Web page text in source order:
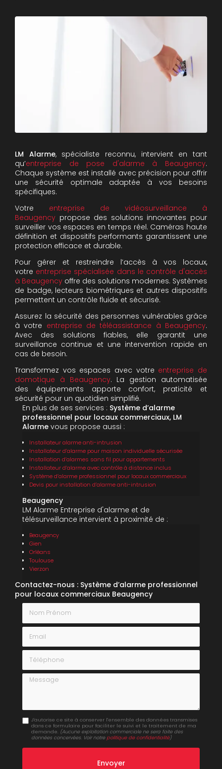
LM Alarme, spécialiste reconnu, intervient en tant
qu’entreprise de pose d'alarme à Beaugency.
Chaque système est installé avec précision pour offrir
une sécurité optimale adaptée à vos besoins
spécifiques.
Votre entreprise de vidéosurveillance à
Beaugency propose des solutions innovantes pour
surveiller vos espaces en temps réel. Caméras haute
définition et dispositifs performants garantissent une
protection efficace et durable.
Pour gérer et restreindre l’accès à vos locaux,
votre entreprise spécialisée dans le contrôle d'accès
à Beaugency offre des solutions modernes. Systèmes
de badge, lecteurs biométriques et autres dispositifs
permettent un contrôle fluide et sécurisé.
Assurez la sécurité des personnes vulnérables grâce
à votre entreprise de téléassistance à Beaugency.
Avec des solutions fiables, elle garantit une
surveillance continue et une intervention rapide en
cas de besoin.
Transformez vos espaces avec votre entreprise de
domotique à Beaugency. La gestion automatisée
des équipements apporte confort, praticité et
sécurité pour un quotidien simplifié.
En plus de ses services : Système d’alarme
professionnel pour locaux commerciaux, LM
Alarme vous propose aussi :
Installateur alarme anti-intrusion
Installateur d’alarme pour maison individuelle sécurisée
Installation d’alarmes sans fil pour appartements
Installateur d’alarme avec contrôle à distance inclus
Système d’alarme professionnel pour locaux commerciaux
Devis pour installation d’alarme anti-intrusion
Beaugency
LM Alarme Entreprise d'alarme et de
télésurveillance intervient à proximité de :
Beaugency
Gien
Orléans
Toulouse
Vierzon
Contactez-nous : Système d’alarme professionnel
pour locaux commerciaux Beaugency
Nom Prénom
Email
Téléphone
Message
J'autorise ce site à conserver l'ensemble des données transmises
dans ce formulaire pour faciliter le suivi et le traitement de ma
demande. (Aucune exploitation commerciale ne sera faite des
données concervées. Voir notre politique de confidentialité)